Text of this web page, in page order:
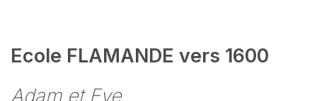
Ecole FLAMANDE vers 1600
Adam et Eve